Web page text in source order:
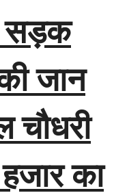
सड़क
जान
का